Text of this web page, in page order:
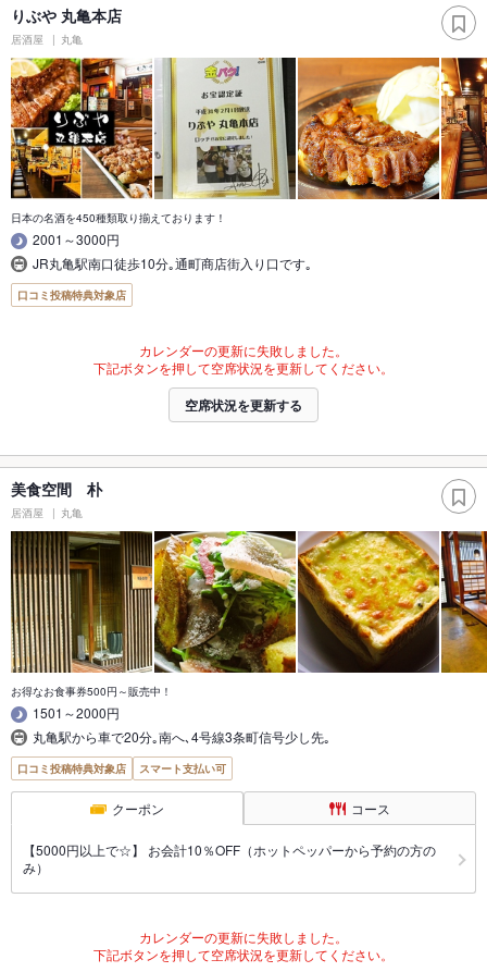
りぶや 丸亀本店
居酒屋 丸亀
日本の名酒を450種類取り揃えております！
2001～3000円
JR丸亀駅南口徒歩10分｡通町商店街入り口です｡
口コミ投稿特典対象店
カレンダーの更新に失敗しました。
下記ボタンを押して空席状況を更新してください。
空席状況を更新する
美食空間 朴
居酒屋 丸亀
お得なお食事券500円～販売中！
1501～2000円
丸亀駅から車で20分｡南へ､4号線3条町信号少し先｡
口コミ投稿特典対象店 スマート支払い可
クーポン コース
【5000円以上で☆】 お会計10％OFF（ホットペッパーから予約の方の
み）
カレンダーの更新に失敗しました。
下記ボタンを押して空席状況を更新してください。